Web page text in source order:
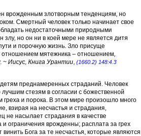
врожденным злотворным тенденциям, но
Смертный человек только начинает свое
недостаточными природными
но он ни в коей мере не является дитя
и порочную жизнь. Зло присуще
отношением мятежника – отношением,
~ Иисус, Книга Урантии, (1660.2) 148:4.3
преднамеренных страданий. Человек
стезям в согласии с божественной
греха и порока. В этом мире произошло много
взирая на несчастья и страдания,
насылает страдания в качестве
ограничения врожденны; расплата за грех
Бога за те несчастья, которые являются